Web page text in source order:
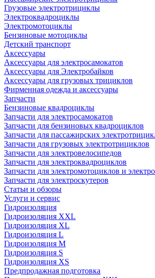
Грузовые электротрициклы
Электроквадроциклы
Электромотоциклы
Бензиновые мотоциклы
Детский транспорт
Аксессуары
Аксессуары для электросамокатов
Аксессуары для Электробайков
Аксессуары для грузовых трициклов
Фирменная одежда и аксессуары
Запчасти
Бензиновые квадроциклы
Запчасти для электросамокатов
Запчасти для бензиновых квадроциклов
Запчасти для пассажирских
Запчасти для грузовых электротрициклов
Запчасти для электровелосипедов
Запчасти для электроквадроциклов
Запчасти для электромотоциклов и
Запчасти для электроскутеров
Статьи и обзоры
Услуги и сервис
Гидроизоляция
Гидроизоляция XXL
Гидроизоляция XL
Гидроизоляция L
Гидроизоляция M
Гидроизоляция S
Гидроизоляция XS
Предпродажная подготовка